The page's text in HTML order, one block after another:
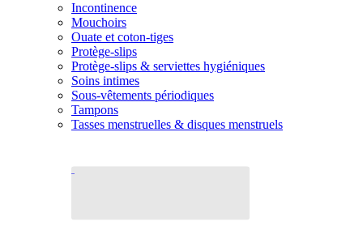
Incontinence
Mouchoirs
Ouate et coton-tiges
Protège-slips
Protège-slips & serviettes hygiéniques
Soins intimes
Sous-vêtements périodiques
Tampons
Tasses menstruelles & disques menstruels